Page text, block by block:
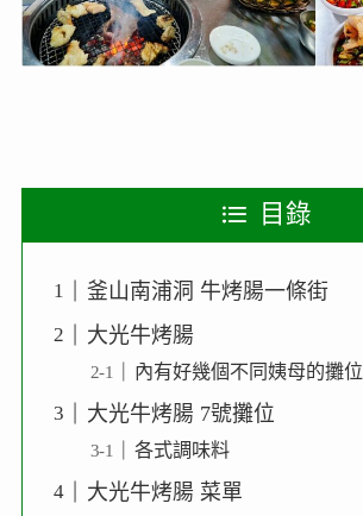
目錄
釜山南浦洞 牛烤腸一條街
大光牛烤腸
內有好幾個不同姨母的攤位
大光牛烤腸 7號攤位
各式調味料
大光牛烤腸 菜單